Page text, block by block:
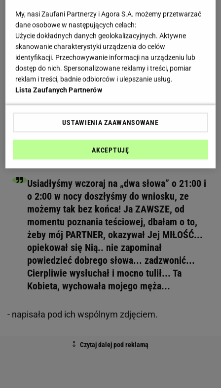
Ewa Chodakowska szczerze o relacji z teściową
Ewa Chodakowskaopublikowała na Instagramie
szczery wpis na temat czasu spędzonego wspólnie
ze swoją teściową.Kobieta, od początku swojego
związku z Lefterisem, namawiała go do częstego
utrzymywania kontaktu ze swoją matką. Choć
Chodakowska sama nie ma dzieci, wie, jak ważne
jest podtrzymanie relacji matka-syn.
Usiadłyśmy wczoraj na „dwa słowa” o 21:00 i
o 2:00 w nocy doszłyśmy do wniosku, ze
możemy tak bez końca! Ja ZAWSZE, od
momentu poznania teściowej, dbałam o to,
żeby mój PARTNER, okazywał Jej MIŁOŚĆ...
opiekował się Nią.. nie zapominał
powiedzieć dobrego słowa... zadzwonić...
Cierpliwie wysłuchał i mocno tulił... Ta
Kobieta, wychowała mojego męża...
- napisała pod ich wspólnym zdjęciem.
My, nasi Zaufani Partnerzy i Agora S.A. możemy przetwarzać
dane osobowe w następujących celach:
Użycie dokładnych danych geolokalizacyjnych. Aktywne
skanowanie charakterystyki urządzenia do celów
identyfikacji. Przechowywanie informacji na urządzeniu lub
dostęp do nich. Spersonalizowane reklamy i treści, pomiar
reklam i treści, badnie odbiorców i ulepszanie usług.
Lista Zaufanych Partnerów
USTAWIENIA ZAAWANSOWANE
AKCEPTUJĘ